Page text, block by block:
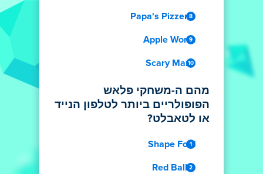
Papa's Pizzeria
Apple Worm
Scary Maze
מהם ה-משחקי פלאש
הפופולריים ביותר לטלפון הנייד
או לטאבלט?
Shape Fold
Red Ball 4